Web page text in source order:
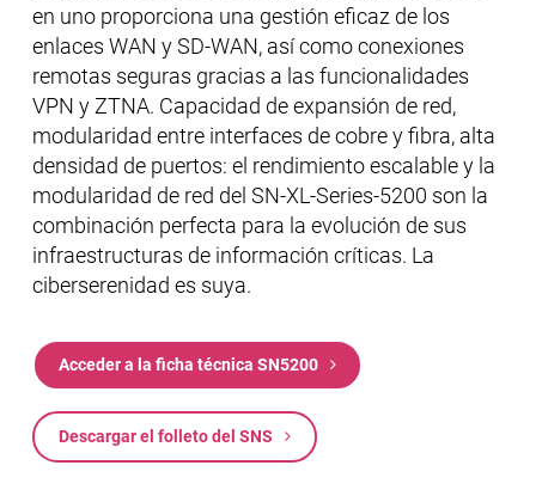
en uno proporciona una gestión eficaz de los
enlaces WAN y SD-WAN, así como conexiones
remotas seguras gracias a las funcionalidades
VPN y ZTNA. Capacidad de expansión de red,
modularidad entre interfaces de cobre y fibra, alta
densidad de puertos: el rendimiento escalable y la
modularidad de red del SN-XL-Series-5200 son la
combinación perfecta para la evolución de sus
infraestructuras de información críticas. La
ciberserenidad es suya.
Acceder a la ficha técnica SN5200
Descargar el folleto del SNS